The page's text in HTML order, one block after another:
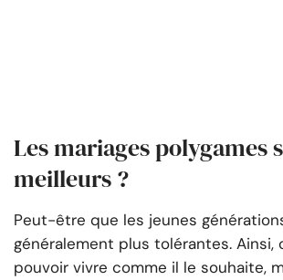
Les mariages polygames
meilleurs ?
Peut-être que les jeunes
généralement plus tolérantes. Ainsi,
pouvoir vivre comme il le souhaite,